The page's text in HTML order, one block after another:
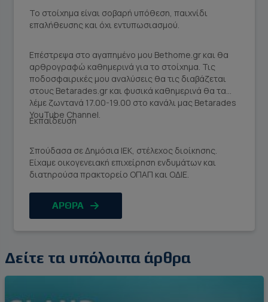
Το στοίχημα είναι σοβαρή υπόθεση, παιχνίδι
επαλήθευσης και όχι εντυπωσιασμού.
Επέστρεψα στο αγαπημένο μου Bethome.gr και θα
αρθρογραφώ καθημερινά για το στοίχημα. Τις
ποδοσφαιρικές μου αναλύσεις θα τις διαβάζεται
στους Betarades.gr και φυσικά καθημερινά θα τα
λέμε ζωντανά 17.00-19.00 στο κανάλι μας Betarades
YouTube Channel.
Εκπαίδευση
Σπούδασα σε Δημόσια ΙΕΚ, στέλεχος διοίκησης.
Είχαμε οικογενειακή επιχείρηση ενδυμάτων και
διατηρούσα πρακτορείο ΟΠΑΠ και ΟΔΙΕ.
ΑΡΘΡΑ
Δείτε τα υπόλοιπα άρθρα